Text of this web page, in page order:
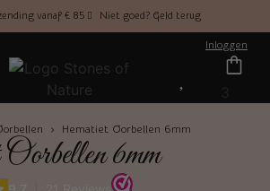
vanaf € 85 Niet goed? Geld terug
Inloggen
› Hematiet Oorbellen 6mm
6mm